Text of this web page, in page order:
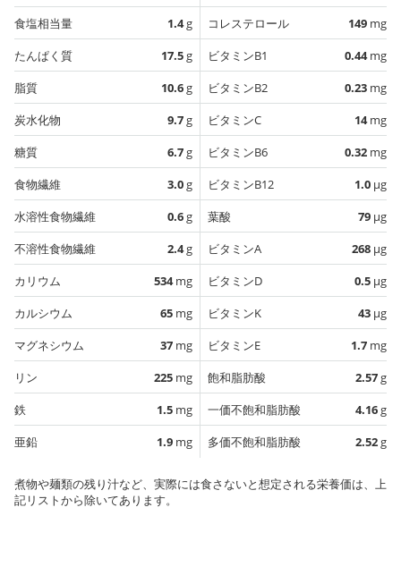
食塩相当量
1.4g
たんぱく質
17.5g
脂質
10.6g
炭水化物
9.7g
糖質
6.7g
食物繊維
3.0g
水溶性食物繊維
0.6g
不溶性食物繊維
2.4g
カリウム
534mg
カルシウム
65 mg
マグネシウム
37 mg
リン
225 mg
鉄
1.5 mg
亜鉛
1.9 mg
コレステロール
149 mg
ビタミンB1
0.44mg
ビタミンB2
0.23 mg
ビタミンC
14mg
ビタミンB6
0.32 mg
ビタミンB12
1.0 µg
葉酸
79 µg
ビタミンA
268 µg
ビタミンD
0.5 µg
ビタミンK
43 µg
ビタミンE
1.7 mg
飽和脂肪酸
2.57g
一価不飽和脂肪酸
4.16g
多価不飽和脂肪酸
2.52g
煮物や麺類の残り汁など、実際には食さないと想定される栄養価は、上
記リストから除いてあります。